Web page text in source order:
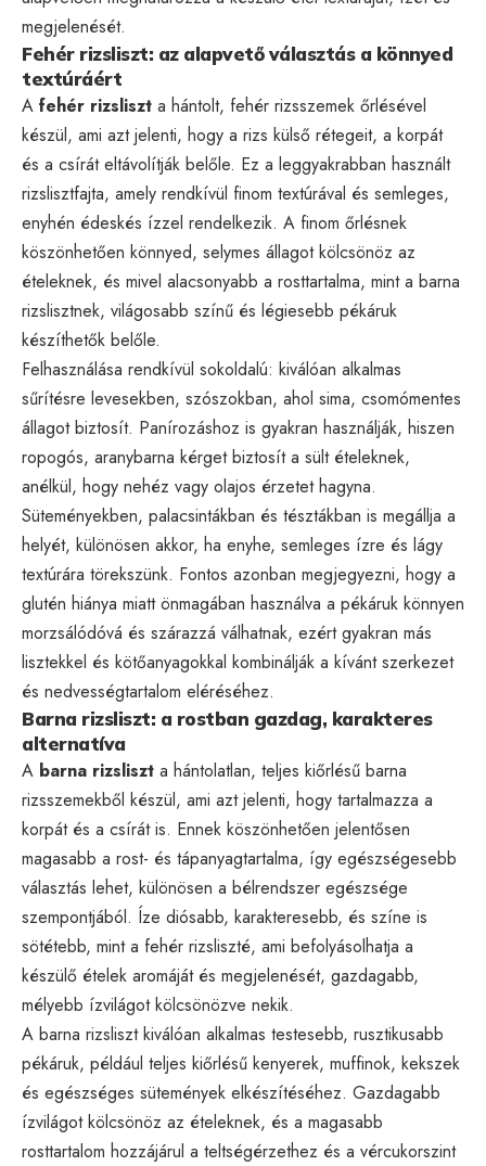
megjelenését.
Fehér rizsliszt: az alapvető választás a könnyed
textúráért
A fehér rizsliszt a hántolt, fehér rizsszemek őrlésével
készül, ami azt jelenti, hogy a rizs külső rétegeit, a korpát
és a csírát eltávolítják belőle. Ez a leggyakrabban használt
rizslisztfajta, amely rendkívül finom textúrával és semleges,
enyhén édeskés ízzel rendelkezik. A finom őrlésnek
köszönhetően könnyed, selymes állagot kölcsönöz az
ételeknek, és mivel alacsonyabb a rosttartalma, mint a barna
rizslisztnek, világosabb színű és légiesebb pékáruk
készíthetők belőle.
Felhasználása rendkívül sokoldalú: kiválóan alkalmas
sűrítésre levesekben, szószokban, ahol sima, csomómentes
állagot biztosít. Panírozáshoz is gyakran használják, hiszen
ropogós, aranybarna kérget biztosít a sült ételeknek,
anélkül, hogy nehéz vagy olajos érzetet hagyna.
Süteményekben, palacsintákban és tésztákban is megállja a
helyét, különösen akkor, ha enyhe, semleges ízre és lágy
textúrára törekszünk. Fontos azonban megjegyezni, hogy a
glutén hiánya miatt önmagában használva a pékáruk könnyen
morzsálódóvá és szárazzá válhatnak, ezért gyakran más
lisztekkel és kötőanyagokkal kombinálják a kívánt szerkezet
és nedvességtartalom eléréséhez.
Barna rizsliszt: a rostban gazdag, karakteres
alternatíva
A barna rizsliszt a hántolatlan, teljes kiőrlésű barna
rizsszemekből készül, ami azt jelenti, hogy tartalmazza a
korpát és a csírát is. Ennek köszönhetően jelentősen
magasabb a rost- és tápanyagtartalma, így egészségesebb
választás lehet, különösen a bélrendszer egészsége
szempontjából. Íze diósabb, karakteresebb, és színe is
sötétebb, mint a fehér rizsliszté, ami befolyásolhatja a
készülő ételek aromáját és megjelenését, gazdagabb,
mélyebb ízvilágot kölcsönözve nekik.
A barna rizsliszt kiválóan alkalmas testesebb, rusztikusabb
pékáruk, például teljes kiőrlésű kenyerek, muffinok, kekszek
és egészséges sütemények elkészítéséhez. Gazdagabb
ízvilágot kölcsönöz az ételeknek, és a magasabb
rosttartalom hozzájárul a teltségérzethez és a vércukorszint